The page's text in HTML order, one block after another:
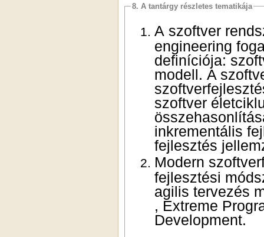
8. A tantárgy részletes tematikája
A szoftver rendszerek létrehozásának folyamata. A software
engineering
definíciója: szoftver, szoftverfejlesztési módszertan, életciklus
modell. A szoftverfejlesztési módszertanok és
szoftver életciklus modelljeinek bemutatása és azok
összehasonlítása: vízesés modell, V modell,
inkrementális fejlesztés, spirál
fejlesztés
Modern
fejlesztési
a
gilis
, Extreme
Development.